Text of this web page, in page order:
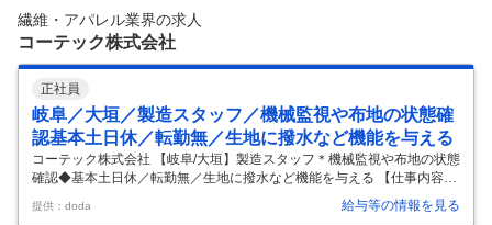
大型トラックや長距離運転はなし 運転しやすい軽自動車やワンボックス
カーを 使用します。 ★近隣へのルート配送 拠点から近い既存の顧客
繊維・アパレル業界の求人
コーテック株式会社
正社員
岐阜／大垣／製造スタッフ／機械監視や布地の状態確
認基本土日休／転勤無／生地に撥水など機能を与える
コーテック株式会社 【岐阜/大垣】製造スタッフ＊機械監視や布地の状態
確認◆基本土日休／転勤無／生地に撥水など機能を与える 【仕事内容】
【岐阜/大垣】製造スタッフ＊機械監視や布地の状態確認◆基本土日休／
転勤無／生地に撥水など機能を与える 【具体的な仕事内容】 ■仕事内
提供：doda 給与等の情報を見る